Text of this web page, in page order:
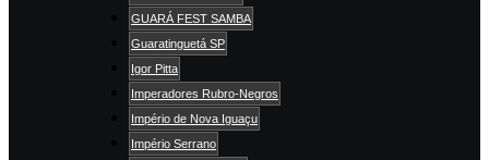
GUARÁ FEST SAMBA
Guaratinguetá SP
Igor Pitta
Imperadores Rubro-Negros
Império de Nova Iguaçu
Império Serrano